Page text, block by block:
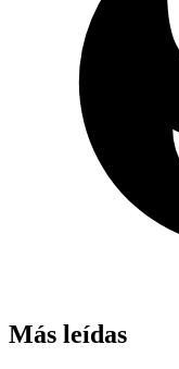
Más leídas